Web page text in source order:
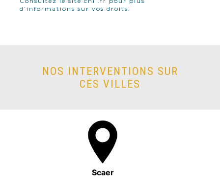
d’informations sur vos droits.
NOS INTERVENTIONS SUR
CES VILLES
Scaer